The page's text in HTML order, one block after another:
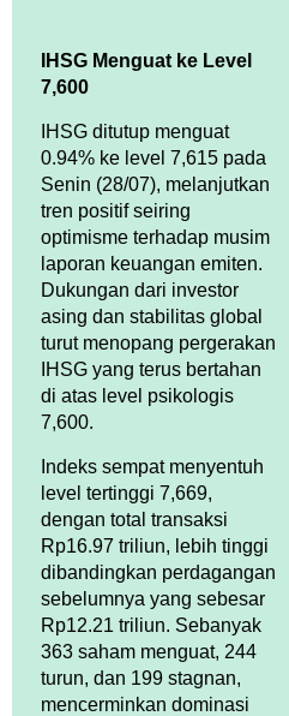
IHSG Menguat ke Level
7,600
IHSG ditutup menguat
0.94% ke level 7,615 pada
Senin (28/07), melanjutkan
tren positif seiring
optimisme terhadap musim
laporan keuangan emiten.
Dukungan dari investor
asing dan stabilitas global
turut menopang pergerakan
IHSG yang terus bertahan
di atas level psikologis
7,600.
Indeks sempat menyentuh
level tertinggi 7,669,
dengan total transaksi
Rp16.97 triliun, lebih tinggi
dibandingkan perdagangan
sebelumnya yang sebesar
Rp12.21 triliun. Sebanyak
363 saham menguat, 244
turun, dan 199 stagnan,
mencerminkan dominasi